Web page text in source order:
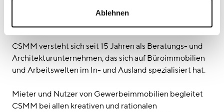
Ablehnen
CSMM versteht sich seit 15 Jahren als Beratungs- und
Architekturunternehmen, das sich auf Büroimmobilien
und Arbeitswelten im In- und Ausland spezialisiert hat.
Mieter und Nutzer von Gewerbeimmobilien begleitet
CSMM bei allen kreativen und rationalen